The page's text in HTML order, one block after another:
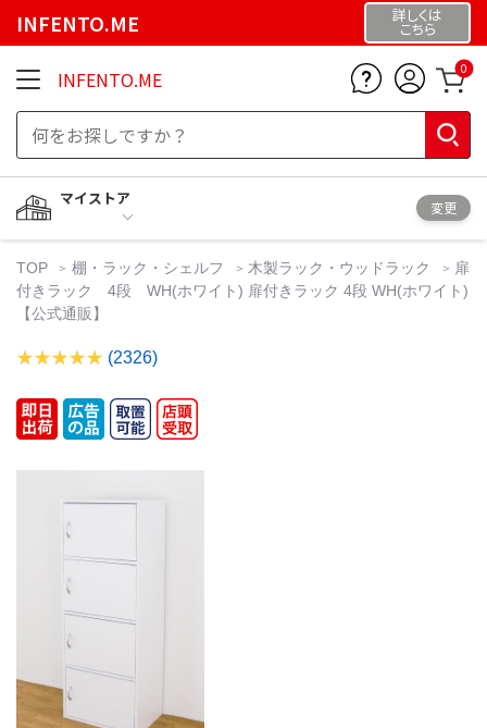
INFENTO.ME 詳しくは
こちら
INFENTO.ME 0
マイストア
変更
TOP 棚・ラック・シェルフ 木製ラック・ウッドラック
扉
付きラック 4段 WH(ホワイト) 扉付きラック 4段 WH(ホワイト)
【公式通販】
(2326)